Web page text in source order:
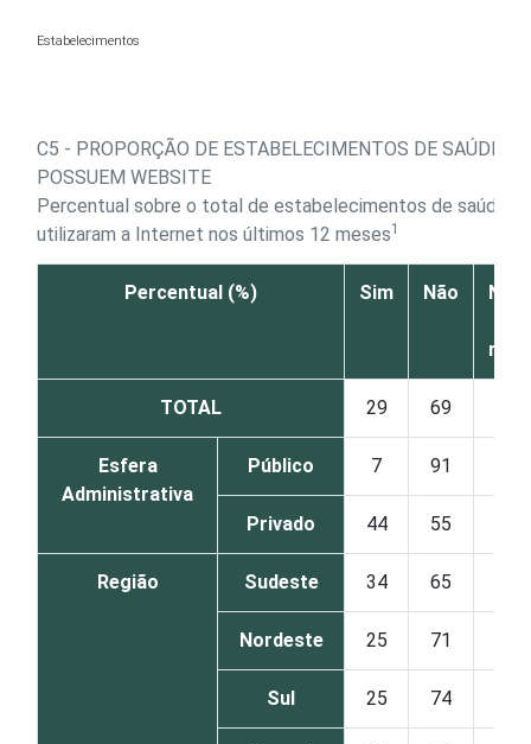
Estabelecimentos
C5 - PROPORÇÃO DE ESTABELECIMENTOS DE SAÚDE
POSSUEM WEBSITE
Percentual sobre o total de estabelecimentos de saúde
utilizaram a Internet nos últimos 12 meses1
Percentual (%) Sim Não
Não
TOTAL 29 69
Esfera
Administrativa
Público 7 91
Privado 44 55
Região Sudeste 34 65
Nordeste 25 71
Sul 25 74